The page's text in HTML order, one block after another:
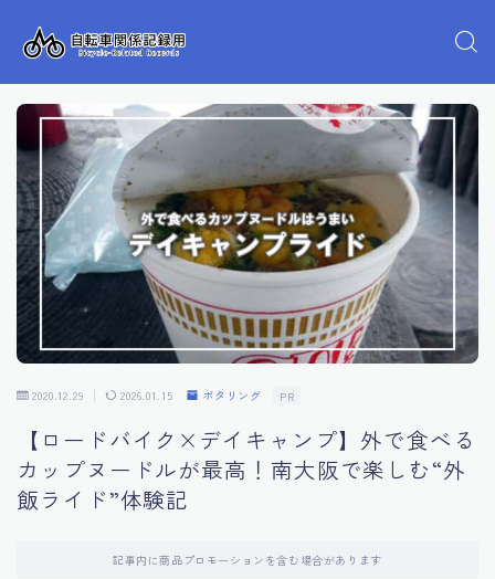
2020.12.29 2026.01.15 ポタリング PR
【ロードバイク×デイキャンプ】外で食べる
カップヌードルが最高！南大阪で楽しむ“外
飯ライド”体験記
記事内に商品プロモーションを含む場合があります